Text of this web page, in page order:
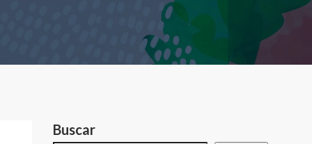
Buscar